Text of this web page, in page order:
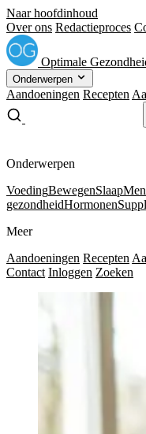
Naar hoofdinhoud
Over ons Redactieproces
Optimale
Onderwerpen
Aandoeningen Recepten
Onderwerpen
VoedingBewegenSlaap
gezondheidHormonen
Meer
Aandoeningen Recepten
Contact Inloggen Zoeken